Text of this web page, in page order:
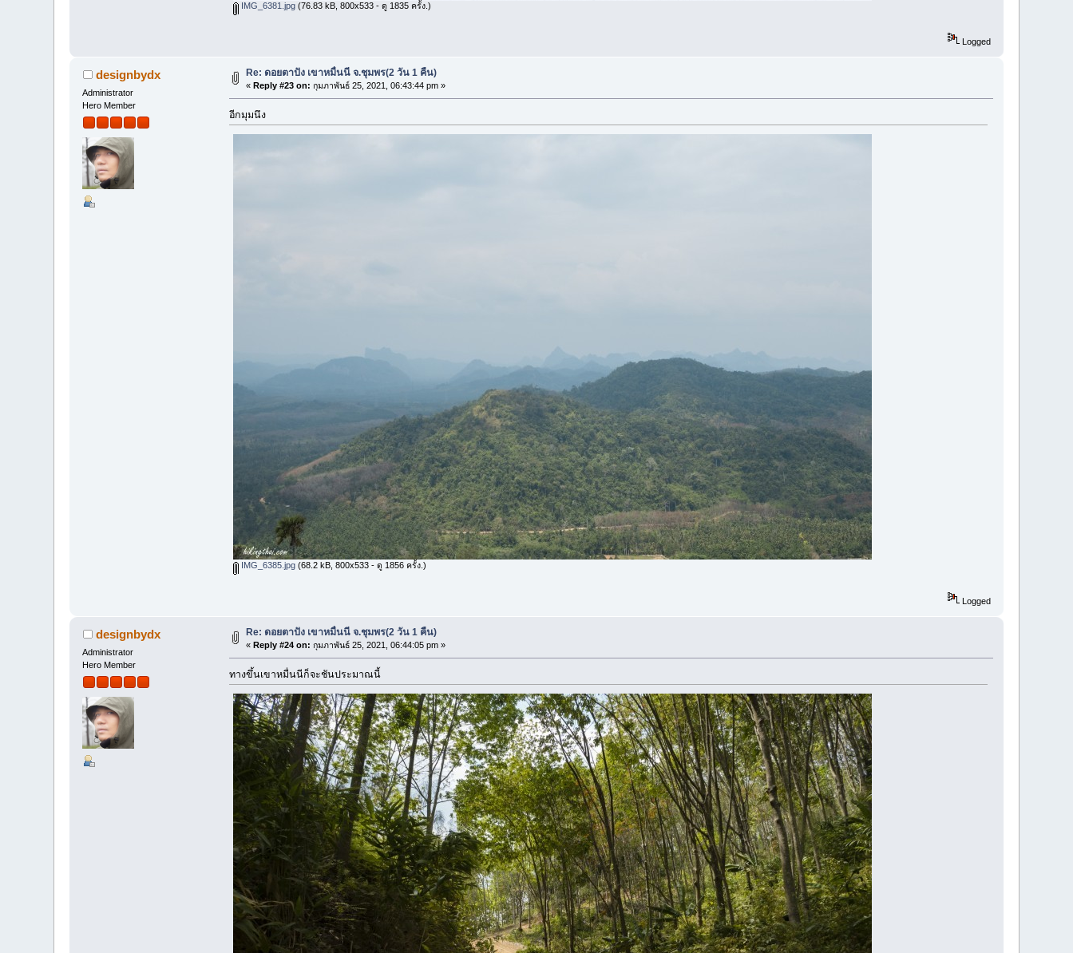
IMG_6381.jpg (76.83 kB, 800x533 - ดู 1835 ครั้ง.)
Logged
designbydx
Administrator
Hero Member
Re: ดอยตาปัง เขาหมื่นนี จ.ชุมพร(2 วัน 1 คืน)
« Reply #23 on: กุมภาพันธ์ 25, 2021, 06:43:44 pm »
อีกมุมนึง
IMG_6385.jpg (68.2 kB, 800x533 - ดู 1856 ครั้ง.)
Logged
designbydx
Administrator
Hero Member
Re: ดอยตาปัง เขาหมื่นนี จ.ชุมพร(2 วัน 1 คืน)
«Reply #24 on: กุมภาพันธ์ 25, 2021, 06:44:05 pm »
ทางขึ้นเขาหมื่นนีก็จะชันประมาณนี้